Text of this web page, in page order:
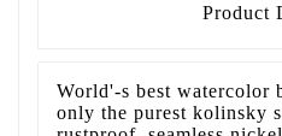
Product
World'-s best watercolor
only the purest kolinsky